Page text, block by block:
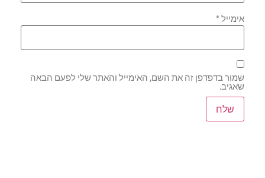
אימייל*
שמור בדפדפן זה את השם, האימייל והאתר שלי לפעם הבאה
שאגיב.